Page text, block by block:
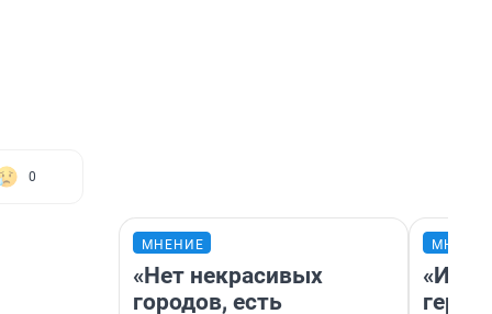
0
МНЕНИЕ
«Нет некрасивых
городов, есть